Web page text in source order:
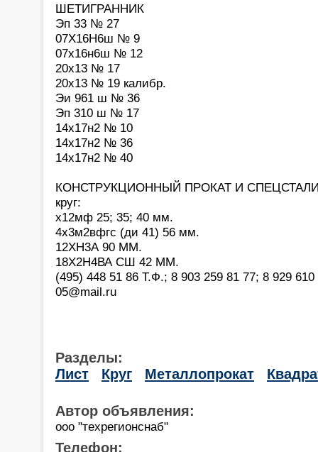
ШЕТИГРАННИК
Эп 33 № 27
07Х16Н6ш № 9
07х16н6ш № 12
20х13 № 17
20х13 № 19 калибр.
Эи 961 ш № 36
Эп 310 ш № 17
14х17н2 № 10
14х17н2 № 36
14х17н2 № 40
КОНСТРУКЦИОННЫЙ ПРОКАТ И
круг:
х12мф 25; 35; 40 мм.
4х3м2вфгс (ди 41) 56 мм.
12ХН3А 90 ММ.
18Х2Н4ВА СШ 42 ММ.
(495) 448 51 86 Т.Ф.; 8 903 259 81 77; 8 929
05@mail.ru
Разделы:
Лист
Круг Металлопрокат
Автор объявления:
ооо "техрегионснаб"
Телефон: